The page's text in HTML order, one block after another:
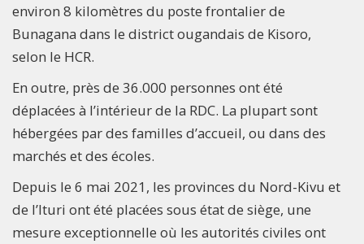
environ 8 kilomètres du poste frontalier de
Bunagana dans le district ougandais de Kisoro,
selon le HCR.
En outre, près de 36.000 personnes ont été
déplacées à l’intérieur de la RDC. La plupart sont
hébergées par des familles d’accueil, ou dans des
marchés et des écoles.
Depuis le 6 mai 2021, les provinces du Nord-Kivu et
de l’Ituri ont été placées sous état de siège, une
mesure exceptionnelle où les autorités civiles ont